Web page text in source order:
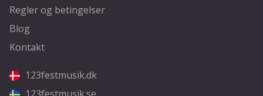
Regler og betingelser
Blog
Kontakt
123festmusik.dk